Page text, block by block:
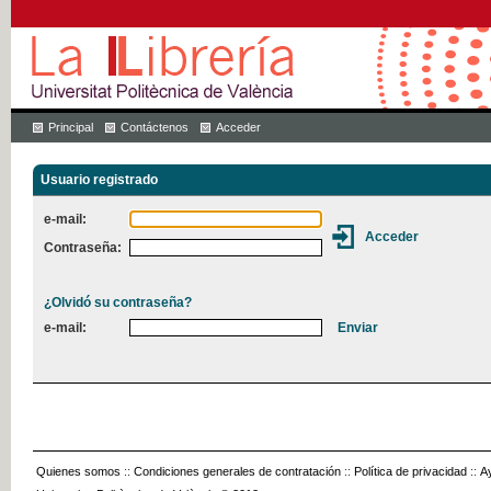
Principal Contáctenos Acceder
Usuario registrado
e-mail:
Contraseña:
¿Olvidó su contraseña?
e-mail:
Quienes somos :: Condiciones generales de contratación :: Política de privacidad ::